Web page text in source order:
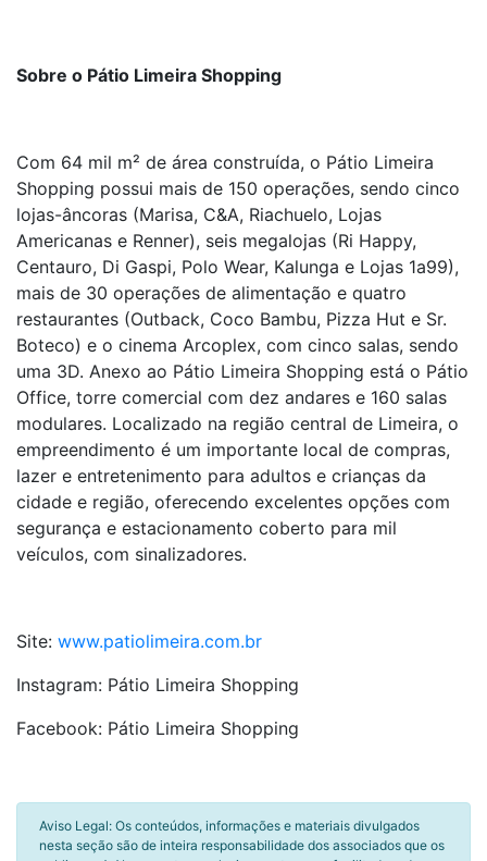
Sobre o Pátio Limeira Shopping
Com 64 mil m² de área construída, o Pátio Limeira
Shopping possui mais de 150 operações, sendo cinco
lojas-âncoras (Marisa, C&A, Riachuelo, Lojas
Americanas e Renner), seis megalojas (Ri Happy,
Centauro, Di Gaspi, Polo Wear, Kalunga e Lojas 1a99),
mais de 30 operações de alimentação e quatro
restaurantes (Outback, Coco Bambu, Pizza Hut e Sr.
Boteco) e o cinema Arcoplex, com cinco salas, sendo
uma 3D. Anexo ao Pátio Limeira Shopping está o Pátio
Office, torre comercial com dez andares e 160 salas
modulares. Localizado na região central de Limeira, o
empreendimento é um importante local de compras,
lazer e entretenimento para adultos e crianças da
cidade e região, oferecendo excelentes opções com
segurança e estacionamento coberto para mil
veículos, com sinalizadores.
Site: www.patiolimeira.com.br
Instagram: Pátio Limeira Shopping
Facebook: Pátio Limeira Shopping
Aviso Legal: Os conteúdos, informações e materiais divulgados
nesta seção são de inteira responsabilidade dos associados que os